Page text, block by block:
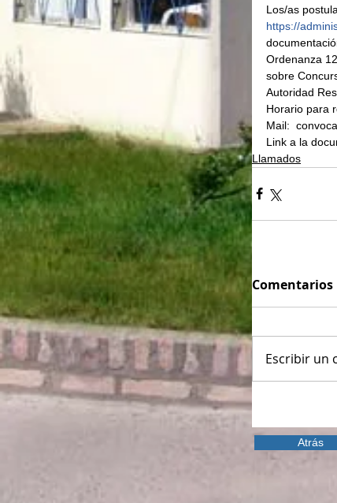
Los/as
https://
Ordenanza
sobre
Autoridad
Horario para
Mail:
Link a la
Llamados
Comentarios
Escribir un
Atrás